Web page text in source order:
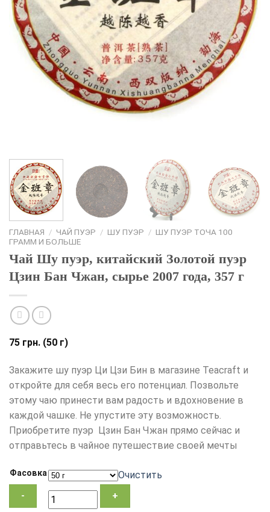
ГЛАВНАЯ / ЧАЙ ПУЭР / ШУ ПУЭР / ШУ ПУЭР ТОЧА 100
ГРАММ И БОЛЬШЕ
Чай Шу пуэр, китайский Золотой пуэр
Цзин Бан Чжан, сырье 2007 года, 357 г
75 грн. (50 г)
Закажите шу пуэр Ци Цзи Бин в магазине Teacraft и
откройте для себя весь его потенциал. Позвольте
этому чаю принести вам радость и вдохновение в
каждой чашке. Не упустите эту возможность.
Приобретите пуэр Цзин Бан Чжан прямо сейчас и
отправьтесь в чайное путешествие своей мечты
Фасовка Очистить